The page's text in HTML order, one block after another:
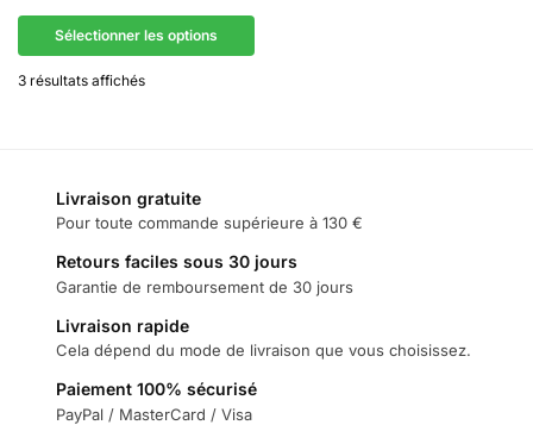
Sélectionner les options
3 résultats affichés
Livraison gratuite
Pour toute commande supérieure à 130 €
Retours faciles sous 30 jours
Garantie de remboursement de 30 jours
Livraison rapide
Cela dépend du mode de livraison que vous choisissez.
Paiement 100% sécurisé
PayPal / MasterCard / Visa